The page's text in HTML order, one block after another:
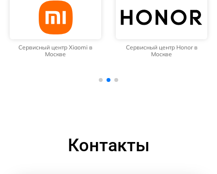
Сервисный центр Xiaomi в
Москве
Сервисный центр Honor в
Москве
Контакты